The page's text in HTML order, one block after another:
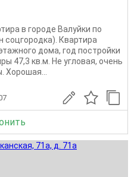
в городе Валуйки по
соцгородка). Квартира
дома, год постройки
47,3 кв.м. Не угловая, очень
Хорошая...